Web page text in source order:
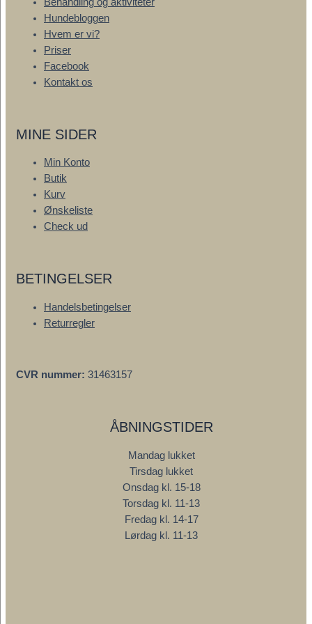
Hundebloggen
Hvem er vi?
Priser
Facebook
Kontakt os
MINE SIDER
Min Konto
Butik
Kurv
Ønskeliste
Check ud
BETINGELSER
Handelsbetingelser
Returregler
CVR nummer: 31463157
ÅBNINGSTIDER
Mandag lukket
Tirsdag lukket
Onsdag kl. 15-18
Torsdag kl. 11-13
Fredag kl. 14-17
Lørdag kl. 11-13